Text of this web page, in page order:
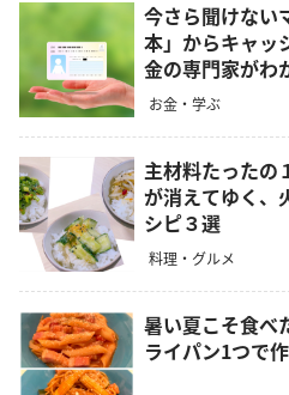
今さら聞けない
本」からキャッ
金の専門家がわ
お金・学ぶ
主材料たったの
が消えてゆく、
シピ３選
料理・グルメ
暑い夏こそ食べ
ライパン1つで